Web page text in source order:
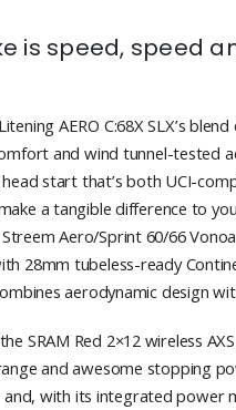
is speed, speed
AERO C:68X SLX’s
and wind tunnel-tested
head start that’s both UCI-
a tangible difference to
Aero/Sprint 60/66
28mm tubeless-ready
aerodynamic design
SRAM Red 2×12 wireless
and awesome stopping
with its integrated power